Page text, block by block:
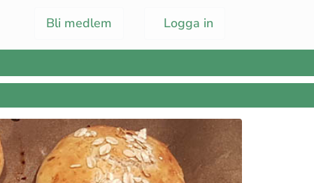
Logga in
Bli medlem